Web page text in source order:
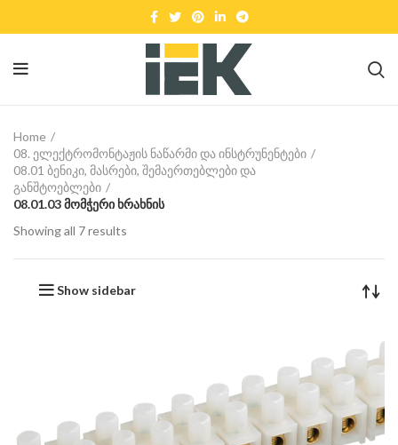
Home
08. ელექტრომონტაჟის ნაწარმი და ინსტრუნენტები
08.01 ბენიკი, მასრები, შემაერთებლები და
განშტოებლები
08.01.03 მომჭერი ხრახნის
Showing all 7 results
Show sidebar